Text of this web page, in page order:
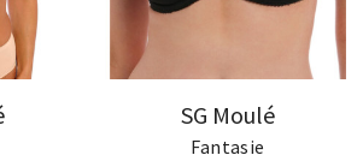
SG Moulé
Fantasie